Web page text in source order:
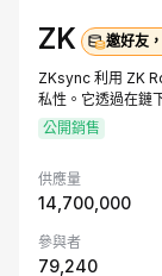
ZK 邀好友
ZKsync 利用 ZK
私性。它透過在鏈
的交易成本，同時
模式確保了高效性
公開銷售
供應量
14,700,000
參與者
79,240